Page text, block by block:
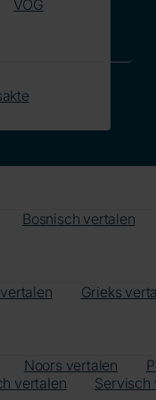
VOG
Bosnisch vertalen
Grieks
Noors vertalen
vertalen
Servisch